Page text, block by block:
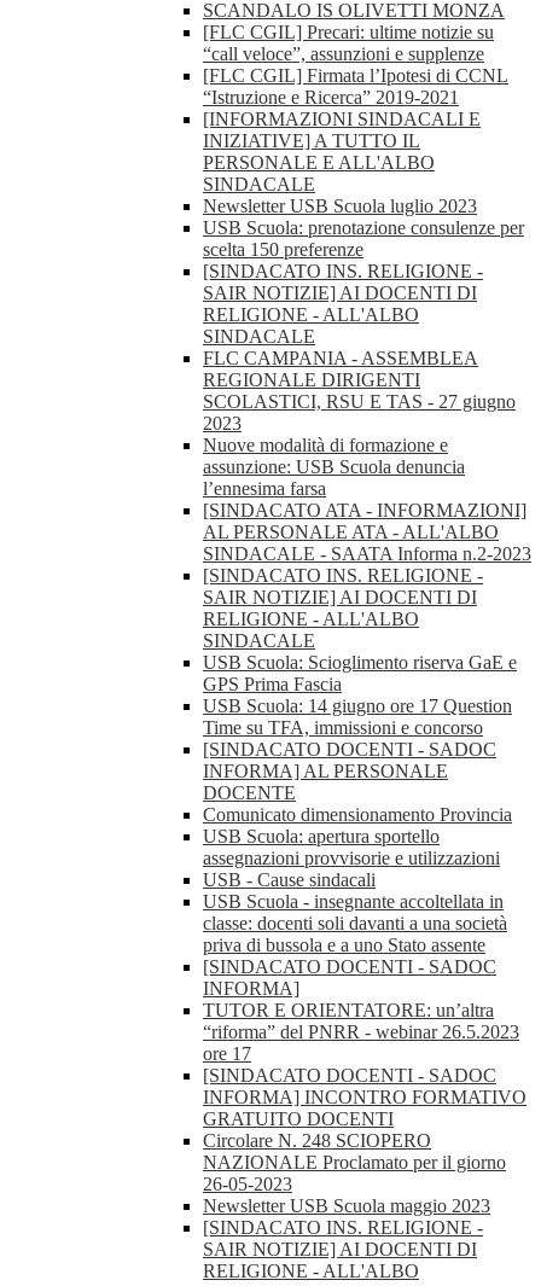
SCANDALO IS OLIVETTI MONZA
[FLC CGIL] Precari: ultime notizie su
“call veloce”, assunzioni e supplenze
[FLC CGIL] Firmata l’Ipotesi di CCNL
“Istruzione e Ricerca” 2019-2021
[INFORMAZIONI SINDACALI E
INIZIATIVE] A TUTTO IL
PERSONALE E ALL'ALBO
SINDACALE
Newsletter USB Scuola luglio 2023
USB Scuola: prenotazione consulenze per
scelta 150 preferenze
[SINDACATO INS. RELIGIONE -
SAIR NOTIZIE] AI DOCENTI DI
RELIGIONE - ALL'ALBO
SINDACALE
FLC CAMPANIA - ASSEMBLEA
REGIONALE DIRIGENTI
SCOLASTICI, RSU E TAS - 27 giugno
2023
Nuove modalità di formazione e
assunzione: USB Scuola denuncia
l’ennesima farsa
[SINDACATO ATA - INFORMAZIONI]
AL PERSONALE ATA - ALL'ALBO
SINDACALE - SAATA Informa n.2-2023
[SINDACATO INS. RELIGIONE -
SAIR NOTIZIE] AI DOCENTI DI
RELIGIONE - ALL'ALBO
SINDACALE
USB Scuola: Scioglimento riserva GaE e
GPS Prima Fascia
USB Scuola: 14 giugno ore 17 Question
Time su TFA, immissioni e concorso
[SINDACATO DOCENTI - SADOC
INFORMA] AL PERSONALE
DOCENTE
Comunicato dimensionamento Provincia
USB Scuola: apertura sportello
assegnazioni provvisorie e utilizzazioni
USB - Cause sindacali
USB Scuola - insegnante accoltellata in
classe: docenti soli davanti a una società
priva di bussola e a uno Stato assente
[SINDACATO DOCENTI - SADOC
INFORMA]
TUTOR E ORIENTATORE: un’altra
“riforma” del PNRR - webinar 26.5.2023
ore 17
[SINDACATO DOCENTI - SADOC
INFORMA] INCONTRO FORMATIVO
GRATUITO DOCENTI
Circolare N. 248 SCIOPERO
NAZIONALE Proclamato per il giorno
26-05-2023
Newsletter USB Scuola maggio 2023
[SINDACATO INS. RELIGIONE -
SAIR NOTIZIE] AI DOCENTI DI
RELIGIONE - ALL'ALBO